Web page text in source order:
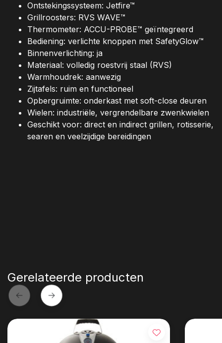
Ontstekingssysteem: Jetfire™
Grillroosters: RVS WAVE™
Thermometer: ACCU-PROBE™ geïntegreerd
Bediening: verlichte knoppen met SafetyGlow™
Binnenverlichting: ja
Materiaal: volledig roestvrij staal (RVS)
Warmhoudrek: aanwezig
Zijtafels: ruim en functioneel
Opbergruimte: onderkast met soft-close deuren
Wielen: industriële, vergrendelbare zwenkwielen
Geschikt voor: direct en indirect grillen, rotisserie,
searen en veelzijdige bereidingen
Gerelateerde producten